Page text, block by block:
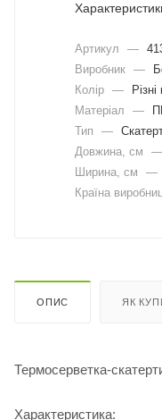
Артикул —
Виробник —
Колір —
Матеріал
—
Тип
—
Довжина, cм
—
Ширина, cм
—
Країна
ОПИС ЯК
Термосерветка-
Характеристика: